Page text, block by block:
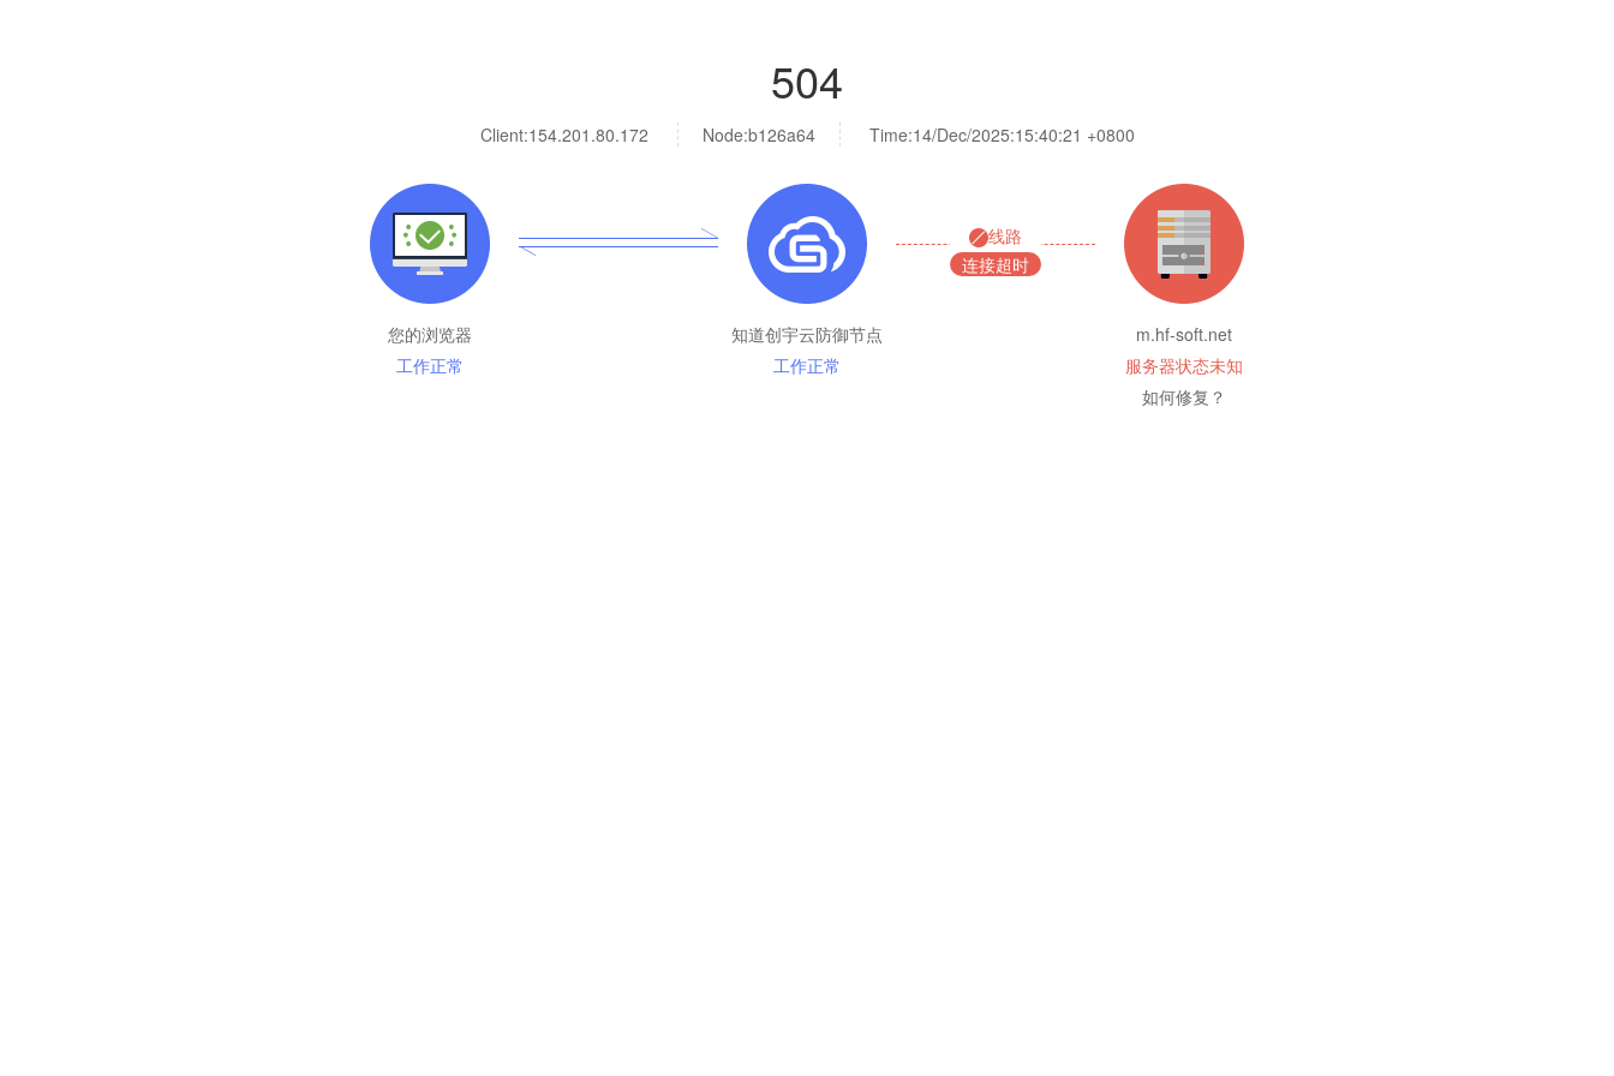
504
Client:154.201.80.172 Node:b126a64 Time:14/Dec/2025:15:40:21 +0800
您的浏览器
工作正常
知道创宇云防御节点
工作正常
线路
连接超时
m.hf-soft.net
服务器状态未知
如何修复？